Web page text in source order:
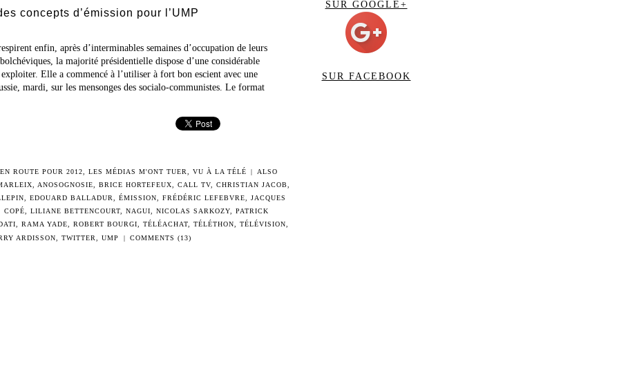
concepts d’émission pour l’UMP
enfin, après d’interminables semaines d’occupation de leurs
la majorité présidentielle dispose d’une considérable
exploiter. Elle a commencé à l’utiliser à fort bon escient avec une
mardi, sur les mensonges des socialo-communistes. Le format
EN ROUTE POUR 2012 LES MÉDIAS M'ONT TUER VU À LA TÉLÉ |
ALSO
ANOSOGNOSIE BRICE HORTEFEUX CALL TV CHRISTIAN JACOB
EDOUARD BALLADUR ÉMISSION FRÉDÉRIC LEFEBVRE
JACQUES
COPÉ
LILIANE BETTENCOURT NAGUI NICOLAS SARKOZY
PATRICK
RAMA YADE ROBERT BOURGI TÉLÉACHAT TÉLÉTHON TÉLÉVISION
ARDISSON
,TWITTER ,UMP | COMMENTS (13)
SUR GOOGLE+
SUR FACEBOOK